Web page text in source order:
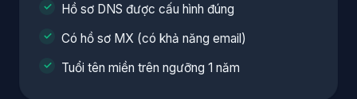
Hồ sơ DNS được cấu hình đúng
Có hồ sơ MX (có khả năng email)
Tuổi tên miền trên ngưỡng 1 năm